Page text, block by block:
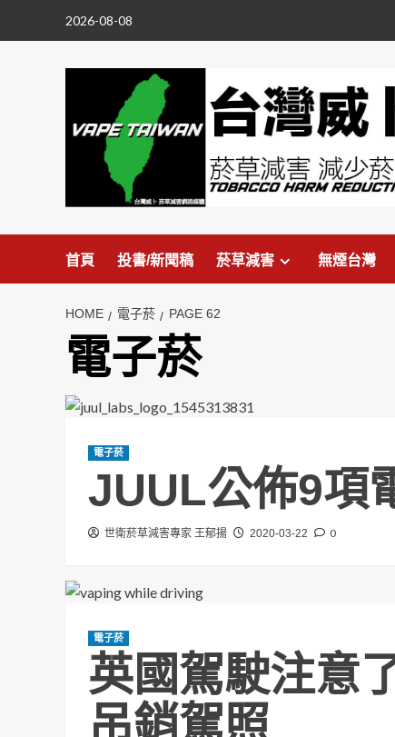
2026-08-08
首頁 投書/新聞稿 菸草減害 無煙台灣
HOME 電子菸 PAGE 62
電子菸
電子菸
JUUL公佈9項
世衛菸草減害專家 王郁揚 2020-03-22 0
電子菸
英國駕駛注意
吊銷駕照